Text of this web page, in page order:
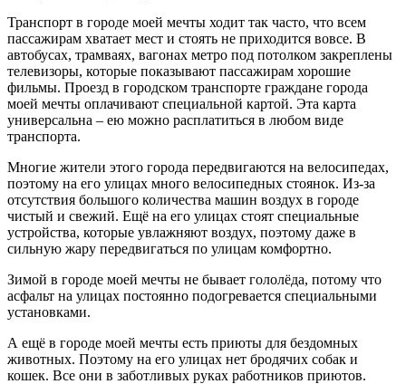
Транспорт в городе моей мечты ходит так часто, что всем
пассажирам хватает мест и стоять не приходится вовсе. В
автобусах, трамваях, вагонах метро под потолком закреплены
телевизоры, которые показывают пассажирам хорошие
фильмы. Проезд в городском транспорте граждане города
моей мечты оплачивают специальной картой. Эта карта
универсальна – ею можно расплатиться в любом виде
транспорта.
Многие жители этого города передвигаются на велосипедах,
поэтому на его улицах много велосипедных стоянок. Из-за
отсутствия большого количества машин воздух в городе
чистый и свежий. Ещё на его улицах стоят специальные
устройства, которые увлажняют воздух, поэтому даже в
сильную жару передвигаться по улицам комфортно.
Зимой в городе моей мечты не бывает гололёда, потому что
асфальт на улицах постоянно подогревается специальными
установками.
А ещё в городе моей мечты есть приюты для бездомных
животных. Поэтому на его улицах нет бродячих собак и
кошек. Все они в заботливых руках работников приютов.